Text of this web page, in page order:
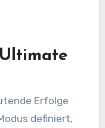
Erfolge
definiert,